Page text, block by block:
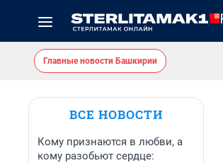
Главные новости Башкирии
ВСЕ НОВОСТИ
Кому признаются в любви, а
кому разобьют сердце: